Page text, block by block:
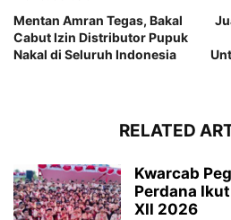
Mentan Amran Tegas, Bakal
Cabut Izin Distributor Pupuk
Nakal di Seluruh Indonesia
RELATED
Kwarcab
Perdana
XII 2026